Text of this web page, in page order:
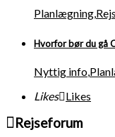
Planlægning,
Hvorfor bør du gå
Nyttig info
Likes Likes
Rejseforum